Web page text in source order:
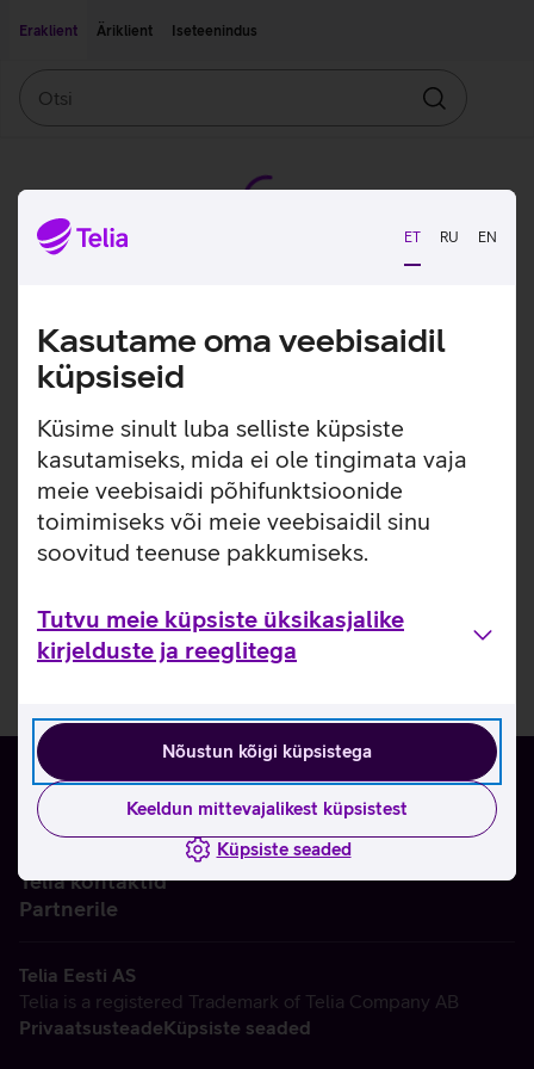
ET RU EN
Kasutame oma veebisaidil
küpsiseid
Küsime sinult luba selliste küpsiste
kasutamiseks, mida ei ole tingimata vaja
meie veebisaidi põhifunktsioonide
toimimiseks või meie veebisaidil sinu
soovitud teenuse pakkumiseks.
Tutvu meie küpsiste üksikasjalike
kirjelduste ja reeglitega
Nõustun kõigi küpsistega
Keeldun mittevajalikest küpsistest
Küpsiste seaded
Eraklient
Äriklient Iseteenindus
Otsin
Telia kontaktid
Partnerile
Telia Eesti AS
Telia is a registered Trademark of Telia Company AB
PrivaatsusteadeKüpsiste seaded